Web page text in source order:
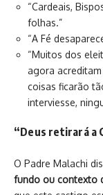
“Cardeais,
folhas.”
“A Fé
“Muitos dos
agora
coisas ficarão
interviesse,
“Deus retirará a
O Padre Malachi
fundo ou contexto